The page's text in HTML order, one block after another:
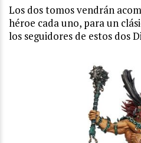
Los dos tomos vendrán
héroe cada uno, para un
los seguidores de estos dos